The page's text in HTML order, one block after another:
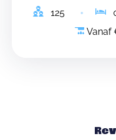
125
Vanaf